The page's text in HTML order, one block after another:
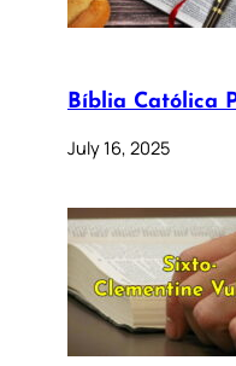
Bíblia Católica
July 16, 2025